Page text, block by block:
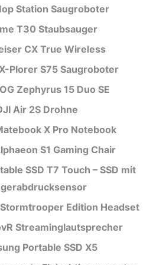
Station Saugroboter
T30 Staubsauger
CX True Wireless
Plorer S75 Saugroboter
Zephyrus 15 Duo SE
Air 2S Drohne
X Pro Notebook
S1 Gaming Chair
SSD T7 Touch – SSD mit
Edition Headset
Streaminglautsprecher
Portable SSD X5